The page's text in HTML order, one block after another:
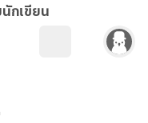
กเขียน